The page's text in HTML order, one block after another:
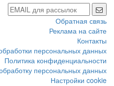
Обратная связь
Реклама на сайте
Контакты
персональных данных
Политика конфиденциальности
персональных данных
Настройки cookie